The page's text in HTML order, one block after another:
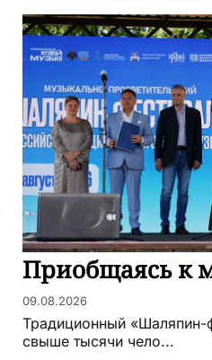
Приобщаясь к
09.08.2026
Традиционный «Шаляпин-
свыше тысячи чело...